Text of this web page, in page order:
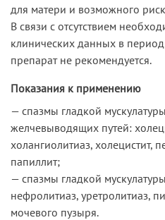
для матери и возможного
В связи с отсутствием
клинических данных в период
препарат не рекомендуется.
Показания к применению
— спазмы гладкой
желчевыводящих путей:
холангиолитиаз, холецистит,
папиллит;
— спазмы гладкой
нефролитиаз, уретролитиаз,
мочевого пузыря.